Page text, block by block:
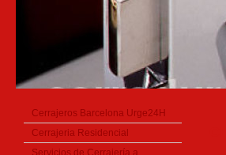
Cerrajeros Barcelona Urge24H
Cerrajeria Residencial
Servicios de Cerrajería a